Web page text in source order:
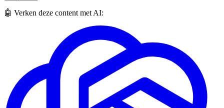
🤖 Verken deze content met AI: